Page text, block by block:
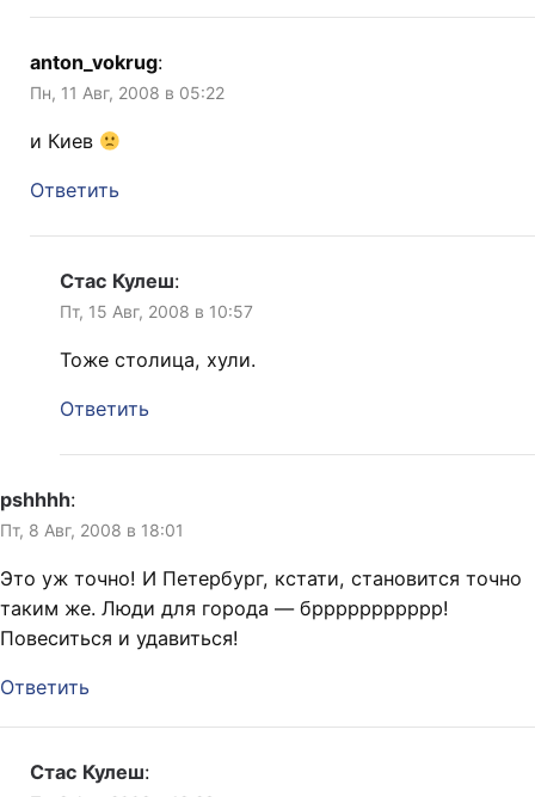
anton_vokrug:
Пн, 11 Авг, 2008 в 05:22
и Киев
Ответить
Стас Кулеш:
Пт, 15 Авг, 2008 в 10:57
Тоже столица, хули.
Ответить
pshhhh:
Пт, 8 Авг, 2008 в 18:01
Это уж точно! И Петербург, кстати, становится точно
таким же. Люди для города — бррррррррррр!
Повеситься и удавиться!
Ответить
Стас Кулеш: